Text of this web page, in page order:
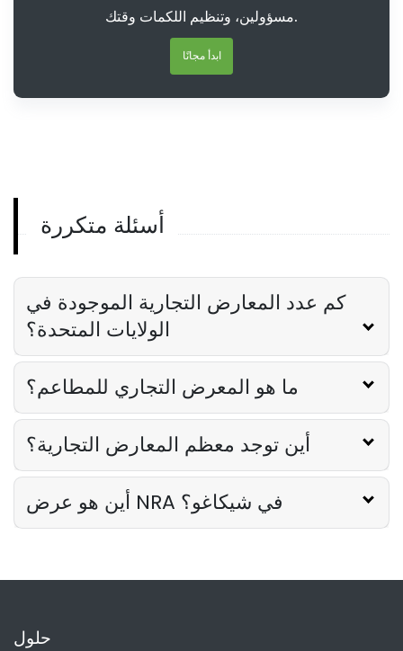
مسؤولين، وتنظيم اللكمات وقتك.
ابدأ مجانًا
أسئلة متكررة
كم عدد المعارض التجارية الموجودة في
الولايات المتحدة؟
ما هو المعرض التجاري للمطاعم؟
أين توجد معظم المعارض التجارية؟
أين هو عرض NRA في شيكاغو؟
حلول